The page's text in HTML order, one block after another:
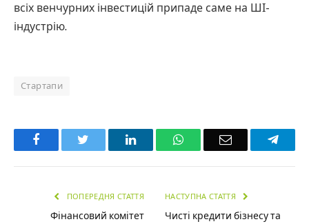
всіх венчурних інвестицій припаде саме на ШІ-
індустрію.
Стартапи
Facebook LinkedInWhatsAppEmail
ПОПЕРЕДНЯ СТАТТЯ
Фінансовий комітет
НАСТУПНА СТАТТЯ
Чисті кредити бізнесу та